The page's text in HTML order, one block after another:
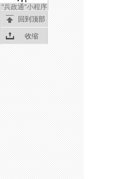
"兵政通"小程序
回到顶部
收缩